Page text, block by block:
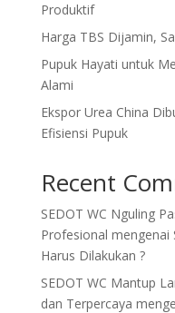
Produktif
Harga TBS Dijamin,
Pupuk Hayati untuk
Alami
Ekspor Urea China
Efisiensi Pupuk
Recent
SEDOT WC Nguling
Profesional mengenai
Harus Dilakukan ?
SEDOT WC Mantup
dan Terpercaya